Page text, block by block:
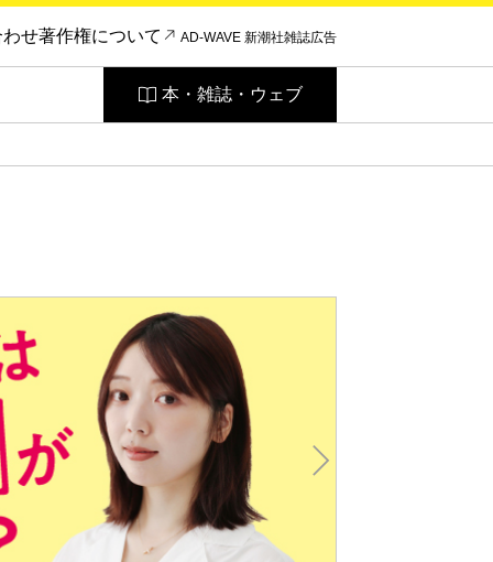
わせ著作権について AD-WAVE 新潮社雑誌広告
本・雑誌・ウェブ